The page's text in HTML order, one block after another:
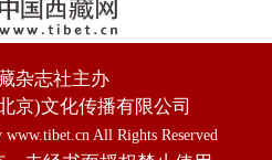
杂志社主办
京)文化传播有限公司
All Rights Reserved